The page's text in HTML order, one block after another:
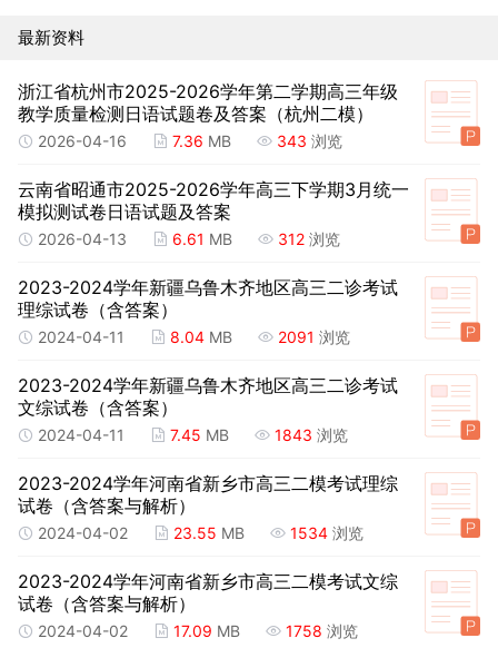
最新资料
浙江省杭州市2025-2026学年第二学期高三年级
教学质量检测日语试题卷及答案（杭州二模）
2026-04-16 7.36 MB 343 浏览
云南省昭通市2025-2026学年高三下学期3月统一
模拟测试卷日语试题及答案
2026-04-13 6.61 MB 312 浏览
2023-2024学年新疆乌鲁木齐地区高三二诊考试
理综试卷（含答案）
2024-04-11 8.04 MB 2091 浏览
2023-2024学年新疆乌鲁木齐地区高三二诊考试
文综试卷（含答案）
2024-04-11 7.45 MB 1843 浏览
2023-2024学年河南省新乡市高三二模考试理综
试卷（含答案与解析）
2024-04-02 23.55 MB 1534 浏览
2023-2024学年河南省新乡市高三二模考试文综
试卷（含答案与解析）
2024-04-02 17.09 MB 1758 浏览